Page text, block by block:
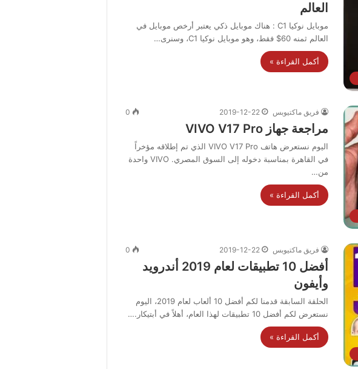
العالم
موبايل نوكيا C1 : هناك موبايل ذكي يعتبر أرخص موبايل في
العالم ثمنه 60$ فقط، وهو موبايل نوكيا C1، وسنرى…
أكمل القراءة »
فريق ماكتيوبس 2019-12-22
0
مراجعة جهاز VIVO V17 Pro
اليوم نستعرض هاتف VIVO V17 Pro الذي تم إطلاقه مؤخراً
في القاهرة بمناسبة دخوله إلى السوق المصري. VIVO واحدة
من…
أكمل القراءة »
فريق ماكتيوبس 2019-12-22
0
أفضل 10 تطبيقات لعام 2019 أندرويد
وأيفون
الحلقة السابقة قدمنا لكم أفضل 10 ألعاب لعام 2019، اليوم
نستعرض لكم أفضل 10 تطبيقات لهذا العام، أهلاً في أبتيكار.…
أكمل القراءة »